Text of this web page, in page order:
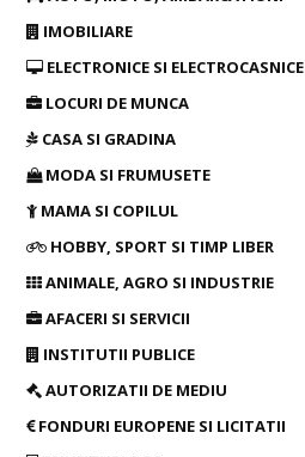
IMOBILIARE
ELECTRONICE SI ELECTROCASNICE
LOCURI DE MUNCA
CASA SI GRADINA
MODA SI FRUMUSETE
MAMA SI COPILUL
HOBBY, SPORT SI TIMP LIBER
ANIMALE, AGRO SI INDUSTRIE
AFACERI SI SERVICII
INSTITUTII PUBLICE
AUTORIZATII DE MEDIU
FONDURI EUROPENE SI LICITATII